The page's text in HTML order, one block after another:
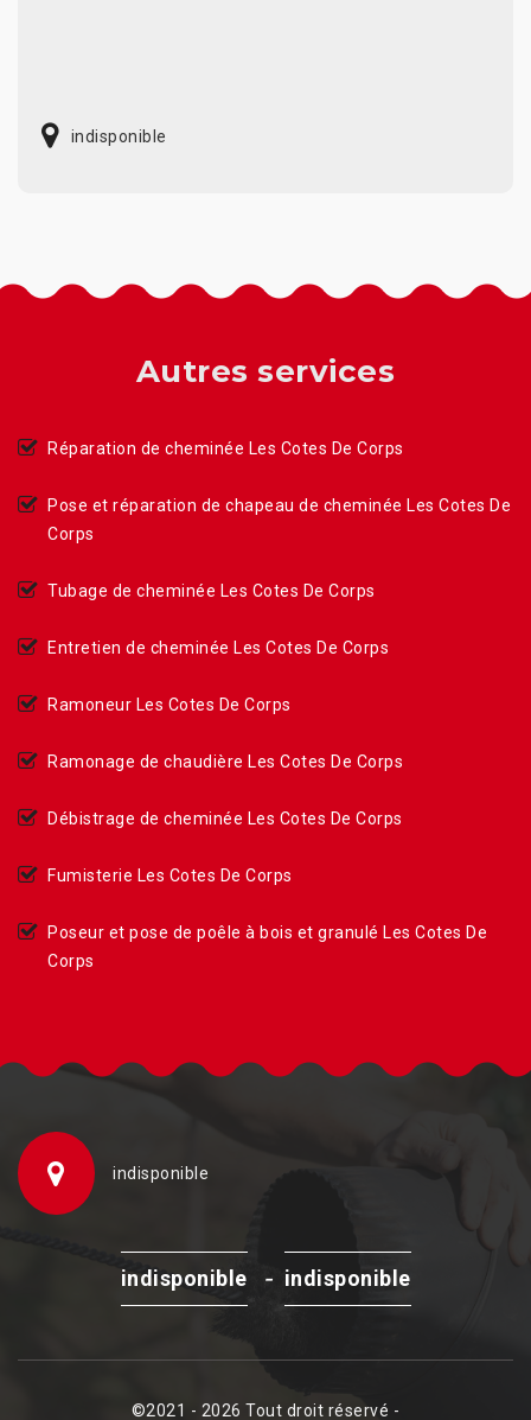
indisponible
Autres services
Réparation de cheminée Les Cotes De Corps
Pose et réparation de chapeau de cheminée Les Cotes De
Corps
Tubage de cheminée Les Cotes De Corps
Entretien de cheminée Les Cotes De Corps
Ramoneur Les Cotes De Corps
Ramonage de chaudière Les Cotes De Corps
Débistrage de cheminée Les Cotes De Corps
Fumisterie Les Cotes De Corps
Poseur et pose de poêle à bois et granulé Les Cotes De
Corps
indisponible
indisponible - indisponible
©2021 - 2026 Tout droit réservé -